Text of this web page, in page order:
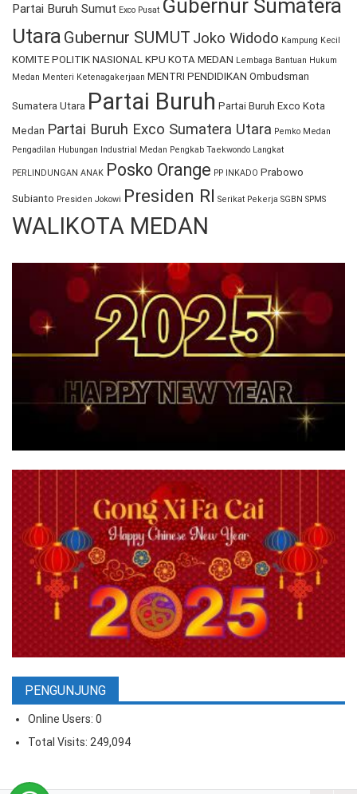
Partai Buruh Sumut Exco Pusat Gubernur Sumatera
Utara Gubernur SUMUT Joko Widodo Kampung Kecil
KOMITE POLITIK NASIONAL KPU KOTA MEDAN Lembaga Bantuan Hukum
Medan Menteri Ketenagakerjaan MENTRI PENDIDIKAN Ombudsman
Sumatera Utara Partai Buruh Partai Buruh Exco Kota
Medan Partai Buruh Exco Sumatera Utara Pemko Medan
Pengadilan Hubungan Industrial Medan Pengkab Taekwondo Langkat
PERLINDUNGAN ANAK Posko Orange PP INKADO Prabowo
Subianto Presiden Jokowi Presiden RI Serikat Pekerja SGBN SPMS
WALIKOTA MEDAN
PENGUNJUNG
Online Users: 0
Total Visits: 249,094